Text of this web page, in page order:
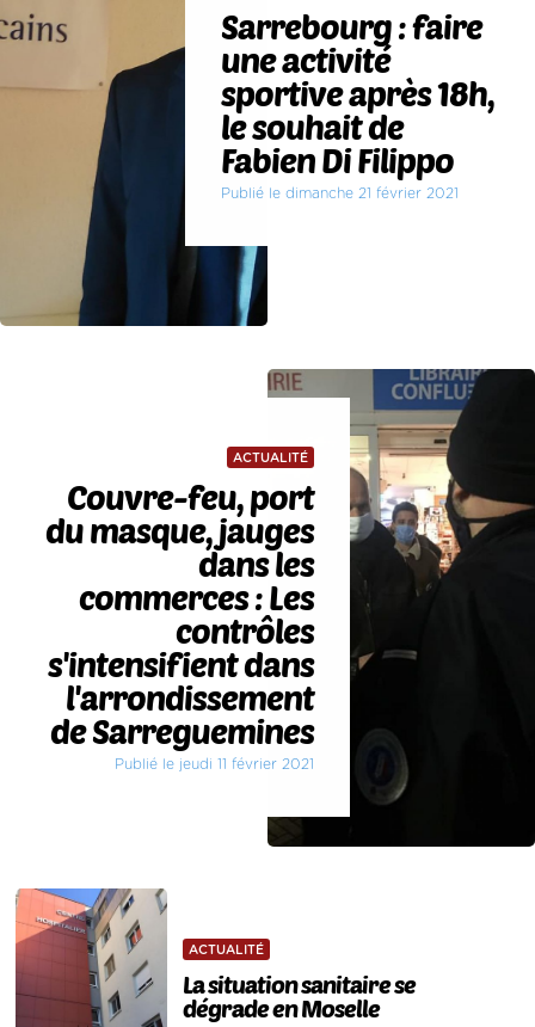
Sarrebourg : faire
une activité
sportive après 18h,
le souhait de
Fabien Di Filippo
Publié le dimanche 21 février 2021
ACTUALITÉ
Couvre-feu, port
du masque, jauges
dans les
commerces : Les
contrôles
s'intensifient dans
l'arrondissement
de Sarreguemines
Publié le jeudi 11 février 2021
ACTUALITÉ
La situation sanitaire se
dégrade en Moselle